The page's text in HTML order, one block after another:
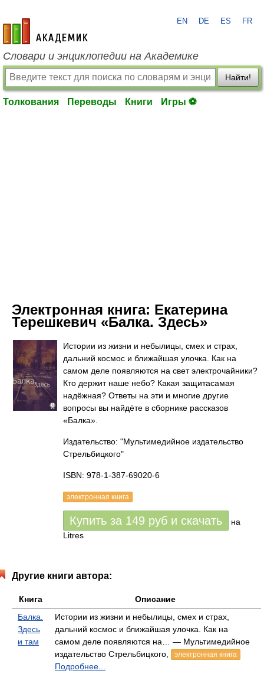
academic.ru
EN DE ES FR
Словари и энциклопедии на Академике
Найти!
Толкования Переводы Книги Игры ⚽
Электронная книга: Екатерина
Терешкевич «Балка. Здесь»
Истории из жизни и небылицы, смех и страх,
дальний космос и ближайшая улочка. Как на
самом деле появляются на свет электрочайники?
Кто держит наше небо? Какая защитасамая
надёжная? Ответы на эти и многие другие
вопросы вы найдёте в сборнике рассказов
«Балка».
Издательство: "Мультимедийное издательство
Стрельбицкого"
ISBN: 978-1-387-69020-6
электронная книга
Купить за 149 руб и скачать
на
Litres
Другие книги автора:
Книга
Описание
Балка.
Здесь
и там
Истории из жизни и небылицы, смех и страх,
дальний космос и ближайшая улочка. Как на
самом деле появляются на… — Мультимедийное
издательство Стрельбицкого,
электронная книга
Подробнее...